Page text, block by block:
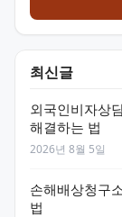
최신글
외국인비자상
해결하는 법
2026년 8월 5일
손해배상청구
법